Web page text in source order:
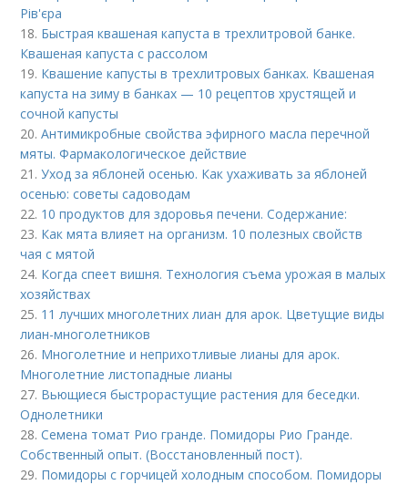
Рів'єра
18. Быстрая квашеная капуста в трехлитровой банке.
Квашеная капуста с рассолом
19. Квашение капусты в трехлитровых банках. Квашеная
капуста на зиму в банках — 10 рецептов хрустящей и
сочной капусты
20.Антимикробные свойства эфирного масла перечной
мяты. Фармакологическое действие
21.Уход за яблоней осенью. Как ухаживать за яблоней
осенью: советы садоводам
22. 10 продуктов для здоровья печени. Содержание:
23. Как мята влияет на организм. 10 полезных свойств
чая с мятой
24. Когда спеет вишня. Технология съема урожая в малых
хозяйствах
25. 11 лучших многолетних лиан для арок. Цветущие виды
лиан-многолетников
26. Многолетние и неприхотливые лианы для арок.
Многолетние листопадные лианы
27. Вьющиеся быстрорастущие растения для беседки.
Однолетники
28.Семена томат Рио гранде. Помидоры Рио Гранде.
Собственный опыт. (Восстановленный пост).
29. Помидоры с горчицей холодным способом. Помидоры